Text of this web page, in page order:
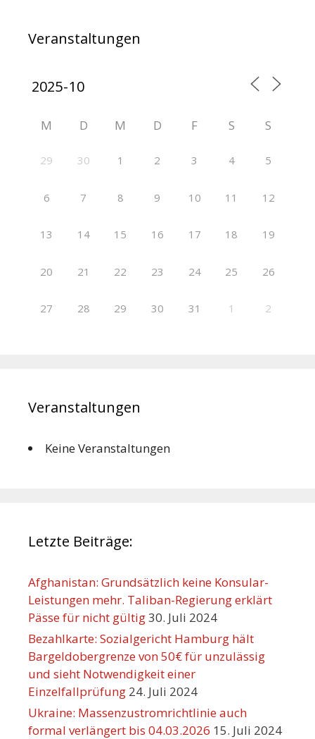
Veranstaltungen
M D M D F S S
29 30 1 2 3 4 5
6 7 8 9 10 11 12
13 14 15 16 17 18 19
20 21 22 23 24 25 26
27 28 29 30 31 1 2
Veranstaltungen
Keine Veranstaltungen
Letzte Beiträge:
Afghanistan: Grundsätzlich keine Konsular-
Leistungen mehr. Taliban-Regierung erklärt
Pässe für nicht gültig30. Juli 2024
Bezahlkarte: Sozialgericht Hamburg hält
Bargeldobergrenze von 50€ für unzulässig
und sieht Notwendigkeit einer
Einzelfallprüfung 24. Juli 2024
Ukraine: Massenzustromrichtlinie auch
formal verlängert bis 04.03.2026 15. Juli 2024